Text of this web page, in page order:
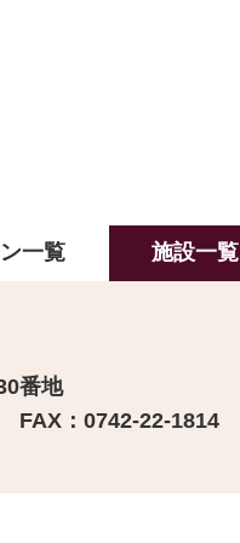
一覧 施設一覧
番地
FAX：0742-22-1814